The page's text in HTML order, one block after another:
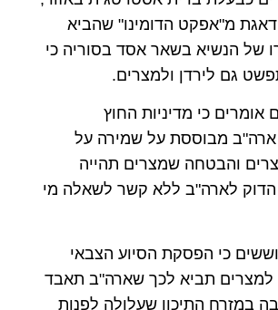
מ"אפקט הדומינו" שהביא
של הנשיא בשאר אסד בסוריה כי
גם לירדן ולמצרים.
אומרים כי מדיניות החוץ
ארה"ב מבוססת על שמירה על
והבטחה שמצרים תהייה
לארה"ב ללא קשר לשאלה מי
כי הפסקת הסיוע הצבאי
למצרים תביא לכך שארה"ב תאבד
במזרח התיכון שעלולה לפנות